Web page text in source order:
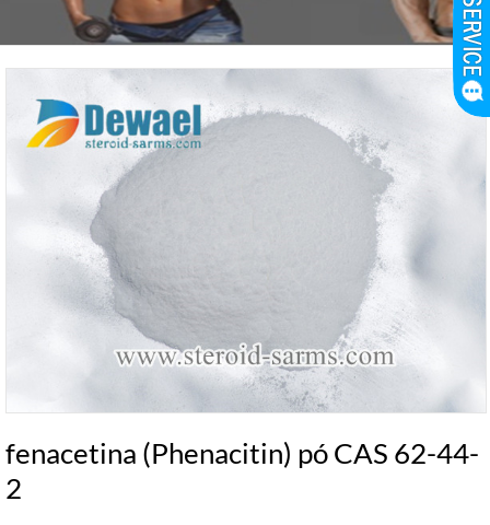
fenacetina (Phenacitin) pó CAS 62-44-
2